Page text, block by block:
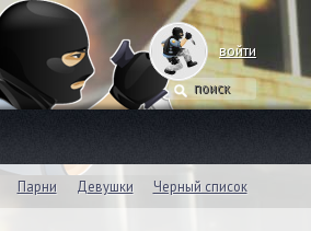
войти
Парни Девушки Черный список